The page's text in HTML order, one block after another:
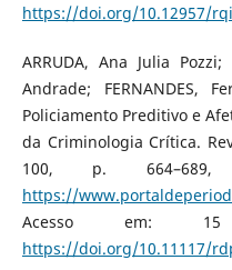
https://doi.org/10.12957/
ARRUDA, Ana Julia
Andrade; FERNANDES,
Policiamento Preditivo e
da Criminologia Crítica.
100, p. 664–689,
https://
Acesso em:
https://doi.org/10.11117/